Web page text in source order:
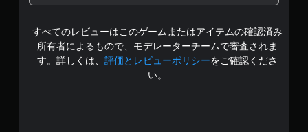
1
で
す
すべてのレビューはこのゲームまたはアイテムの確認済み
所有者によるもので、モデレーターチームで審査されま
す。詳しくは、 評価とレビューポリシーをご確認くださ
い。